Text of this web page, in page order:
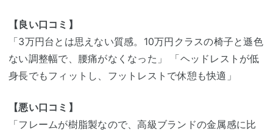
【良い口コミ】
「3万円台とは思えない質感。10万円クラスの椅子と遜色
ない調整幅で、腰痛がなくなった」 「ヘッドレストが低
身長でもフィットし、フットレストで休憩も快適」
【悪い口コミ】
「フレームが樹脂製なので、高級ブランドの金属感に比